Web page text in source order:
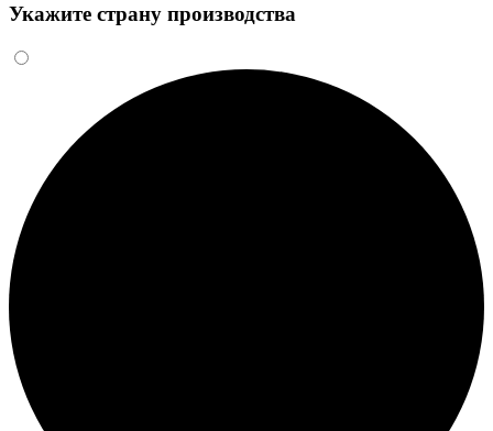
Укажите страну производства